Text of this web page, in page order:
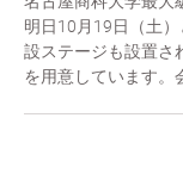
明日10月19日（土
設ステージも設置さ
を用意しています。